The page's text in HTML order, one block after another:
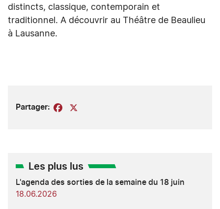
distincts, classique, contemporain et
traditionnel. A découvrir au Théâtre de Beaulieu
à Lausanne.
Partager: Facebook
Les plus lus
L'agenda des sorties de la semaine du 18 juin
18.06.2026